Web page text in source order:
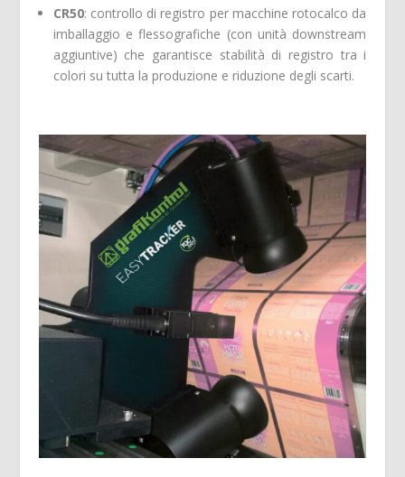
CR50: controllo di registro per macchine rotocalco da
imballaggio e flessografiche (con unità downstream
aggiuntive) che garantisce stabilità di registro tra i
colori su tutta la produzione e riduzione degli scarti.